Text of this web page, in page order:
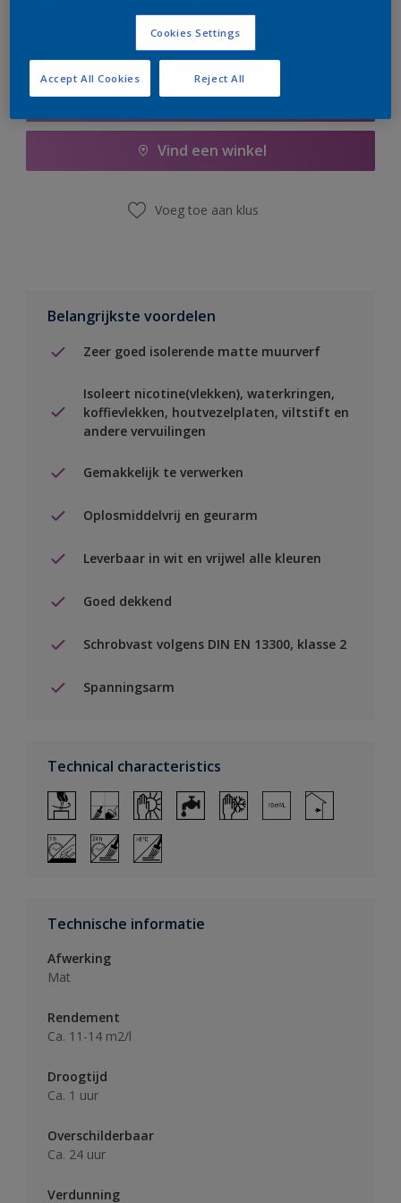
Boodschappenlijst
Vind een winkel
Voeg toe aan klus
Belangrijkste voordelen
Zeer goed isolerende matte muurverf
Isoleert nicotine(vlekken), waterkringen,
koffievlekken, houtvezelplaten, viltstift en
andere vervuilingen
Gemakkelijk te verwerken
Oplosmiddelvrij en geurarm
Leverbaar in wit en vrijwel alle kleuren
Goed dekkend
Schrobvast volgens DIN EN 13300, klasse 2
Spanningsarm
Technical characteristics
Technische informatie
Afwerking
Mat
Rendement
Ca. 11-14 m2/l
Droogtijd
Ca. 1 uur
Overschilderbaar
Ca. 24 uur
Verdunning
Cookies Settings
Reject All
Accept All Cookies